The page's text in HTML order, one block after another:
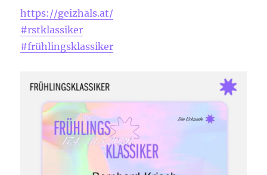
https://geizhals.at/
#rstklassiker
#frühlingsklassiker